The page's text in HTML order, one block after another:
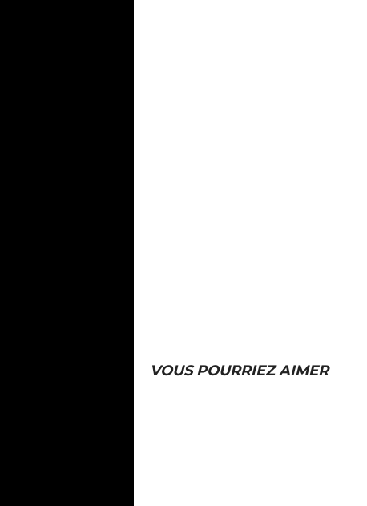
VOUS POURRIEZ AIMER